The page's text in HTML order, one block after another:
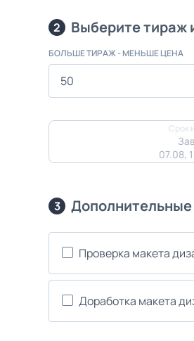
2 Выберите тираж
БОЛЬШЕ ТИРАЖ - МЕНЬШЕ ЦЕНА
Срок
07.08,
3 Дополнительные
Проверка макета
Доработка макета